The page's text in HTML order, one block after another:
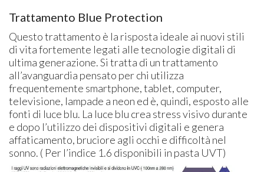
Trattamento Blue Protection
Questo trattamento è la risposta ideale ai nuovi stili
di vita fortemente legati alle tecnologie digitali di
ultima generazione. Si tratta di un trattamento
all’avanguardia pensato per chi utilizza
frequentemente smartphone, tablet, computer,
televisione, lampade a neon ed è, quindi, esposto alle
fonti di luce blu. La luce blu crea stress visivo durante
e dopo l’utilizzo dei dispositivi digitali e genera
affaticamento, bruciore agli occhi e difficoltà nel
sonno. ( Per l’indice 1.6 disponibili in pasta UVT)